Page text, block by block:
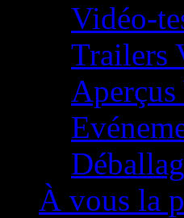
Vidéo-
Trailers
À vous la